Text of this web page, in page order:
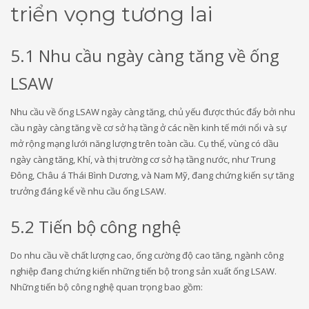
triển vọng tương lai
5.1 Nhu cầu ngày càng tăng về ống
LSAW
Nhu cầu về ống LSAW ngày càng tăng, chủ yếu được thúc đẩy bởi nhu
cầu ngày càng tăng về cơ sở hạ tầng ở các nền kinh tế mới nổi và sự
mở rộng mạng lưới năng lượng trên toàn cầu. Cụ thể, vùng có dầu
ngày càng tăng, Khí, và thị trường cơ sở hạ tầng nước, như Trung
Đông, Châu á Thái Bình Dương, và Nam Mỹ, đang chứng kiến ​​sự tăng
trưởng đáng kể về nhu cầu ống LSAW.
5.2 Tiến bộ công nghệ
Do nhu cầu về chất lượng cao, ống cường độ cao tăng, ngành công
nghiệp đang chứng kiến ​​những tiến bộ trong sản xuất ống LSAW.
Những tiến bộ công nghệ quan trọng bao gồm: